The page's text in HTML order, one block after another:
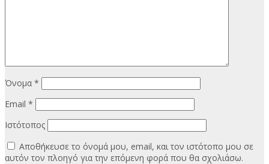
Όνομα *
Email *
Ιστότοπος
Αποθήκευσε το όνομά μου, email, και τον ιστότοπο μου σε
αυτόν τον πλοηγό για την επόμενη φορά που θα σχολιάσω.